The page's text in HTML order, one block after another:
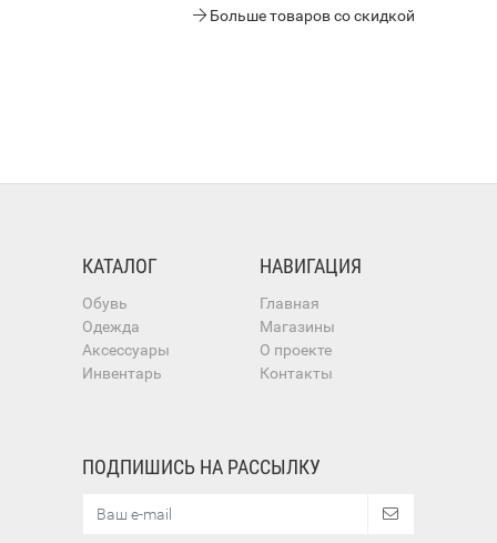
Больше товаров со скидкой
КАТАЛОГ
Обувь
Одежда
Аксессуары
Инвентарь
НАВИГАЦИЯ
Главная
Магазины
О проекте
Контакты
ПОДПИШИСЬ НА РАССЫЛКУ